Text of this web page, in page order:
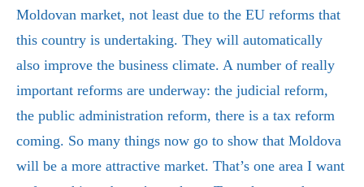
Moldovan market, not least due to the EU reforms that
this country is undertaking. They will automatically
also improve the business climate. A number of really
important reforms are underway: the judicial reform,
the public administration reform, there is a tax reform
coming. So many things now go to show that Moldova
will be a more attractive market. That’s one area I want